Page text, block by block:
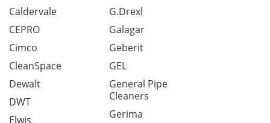
Caldervale
CEPRO
Cimco
CleanSpace
Dewalt
DWT
Elwis
G.Drexl
Galagar
Geberit
GEL
General Pipe
Cleaners
Gerima